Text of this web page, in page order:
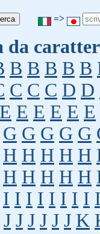
=>
da
B B B B B
C C C D D
E E E E E E
G G G G G
H H H H H
H H H H H
I I I I I I I I
J J J J J J K